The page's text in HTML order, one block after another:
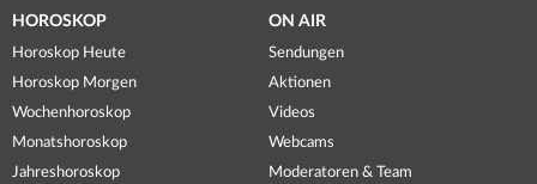
HOROSKOP
Horoskop Heute
Horoskop Morgen
Wochenhoroskop
Monatshoroskop
Jahreshoroskop
ON AIR
Sendungen
Aktionen
Videos
Webcams
Moderatoren & Team